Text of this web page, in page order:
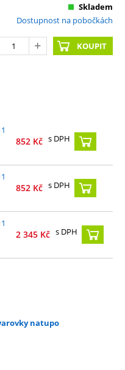
Skladem
Dostupnost na pobočkách
KOUPIT
852 Kč s DPH
852 Kč s DPH
2 345 Kč s DPH
natupo